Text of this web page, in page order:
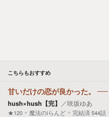
こちらもおすすめ
甘いだけの恋が良かった。
hush×hush【完】 ／咲坂ゆあ
★120 魔法のiらんど 完結済544話